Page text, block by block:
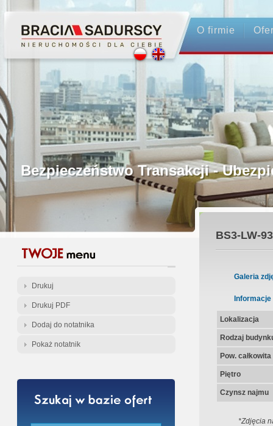
O firmie
Profesjonalne Pośrednictwo
Bezpieczeństwo Transakcji -
Licencjonowani Pośrednicy
Gwarancja Zwrotu Zadatku
Gratis - Przedwstępna Umowa
Drukuj
Drukuj PDF
Dodaj do notatnika
Pokaż notatnik
BS3-LW-
Galeria
Informacje
Lokalizacja
Rodzaj
Pow.
Piętro
Czynsz najmu
*Zdjęcia